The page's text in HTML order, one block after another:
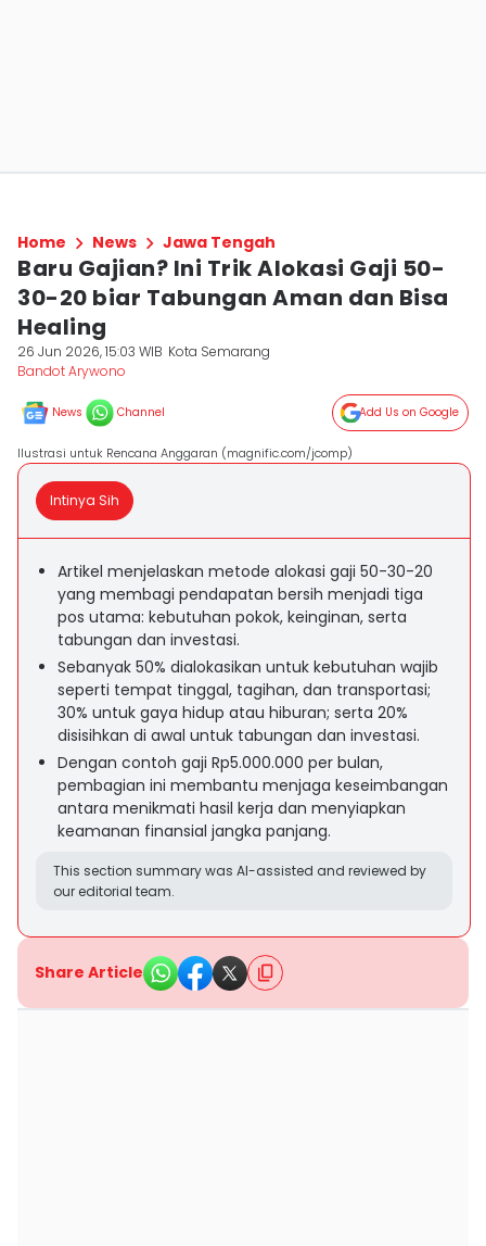
Home News Jawa Tengah
Baru Gajian? Ini Trik Alokasi Gaji 50-
30-20 biar Tabungan Aman dan Bisa
Healing
26 Jun 2026, 15:03 WIB Kota Semarang
Bandot Arywono
News Channel Add Us on Google
Ilustrasi untuk Rencana Anggaran (magnific.com/jcomp)
Intinya Sih
Artikel menjelaskan metode alokasi gaji 50-30-20
yang membagi pendapatan bersih menjadi tiga
pos utama: kebutuhan pokok, keinginan, serta
tabungan dan investasi.
Sebanyak 50% dialokasikan untuk kebutuhan wajib
seperti tempat tinggal, tagihan, dan transportasi;
30% untuk gaya hidup atau hiburan; serta 20%
disisihkan di awal untuk tabungan dan investasi.
Dengan contoh gaji Rp5.000.000 per bulan,
pembagian ini membantu menjaga keseimbangan
antara menikmati hasil kerja dan menyiapkan
keamanan finansial jangka panjang.
This section summary was AI-assisted and reviewed by
our editorial team.
Share Article